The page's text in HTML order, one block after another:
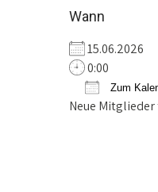
Wann
15.06.2026
0:00
Zum
ICS
Neue